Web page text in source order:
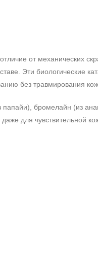
от механических
Эти биологические
без травмирования
бромелайн (из
для чувствительной